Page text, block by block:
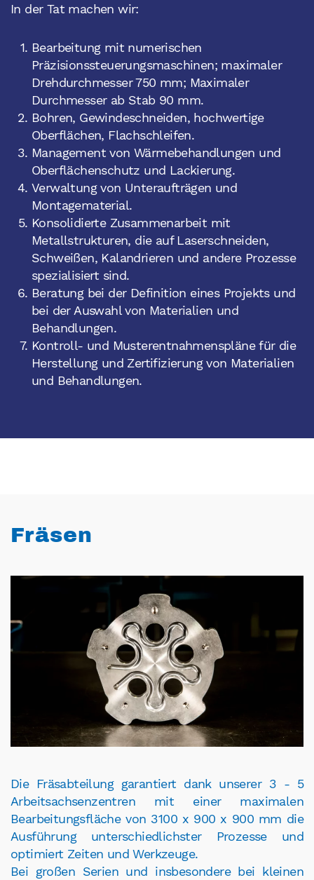
In der Tat machen wir:
Bearbeitung mit numerischen
Präzisionssteuerungsmaschinen; maximaler
Drehdurchmesser 750 mm; Maximaler
Durchmesser ab Stab 90 mm.
Bohren, Gewindeschneiden, hochwertige
Oberflächen, Flachschleifen.
Management von Wärmebehandlungen und
Oberflächenschutz und Lackierung.
Verwaltung von Unteraufträgen und
Montagematerial.
Konsolidierte Zusammenarbeit mit
Metallstrukturen, die auf Laserschneiden,
Schweißen, Kalandrieren und andere Prozesse
spezialisiert sind.
Beratung bei der Definition eines Projekts und
bei der Auswahl von Materialien und
Behandlungen.
Kontroll- und Musterentnahmenspläne für die
Herstellung und Zertifizierung von Materialien
und Behandlungen.
Fräsen
Die Fräsabteilung garantiert dank unserer 3 - 5
Arbeitsachsenzentren mit einer maximalen
Bearbeitungsfläche von 3100 x 900 x 900 mm die
Ausführung unterschiedlichster Prozesse und
optimiert Zeiten und Werkzeuge.
Bei großen Serien und insbesondere bei kleinen